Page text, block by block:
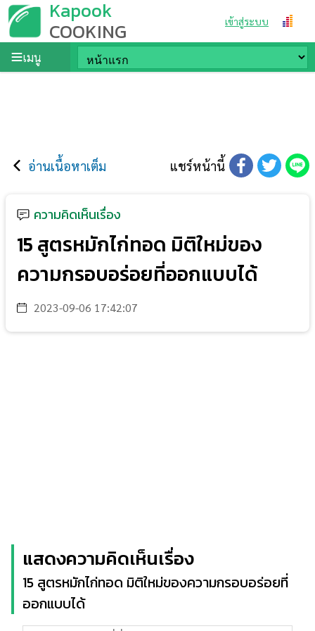
Kapook
COOKING เข้าสู่ระบบ
เมนู
อ่านเนื้อหาเต็ม แชร์หน้านี้
ความคิดเห็นเรื่อง
15 สูตรหมักไก่ทอด มิติใหม่ของ
ความกรอบอร่อยที่ออกแบบได้
2023-09-06 17:42:07
แสดงความคิดเห็นเรื่อง
15 สูตรหมักไก่ทอด มิติใหม่ของความกรอบอร่อยที่
ออกแบบได้